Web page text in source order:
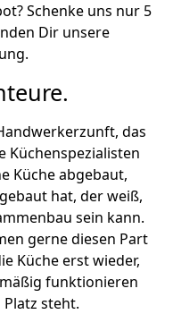
Schenke uns nur 5
Dir unsere
das
Küchenspezialisten
Küche abgebaut,
hat, der weiß,
sein kann.
gerne diesen Part
Küche erst wieder,
funktionieren
steht.